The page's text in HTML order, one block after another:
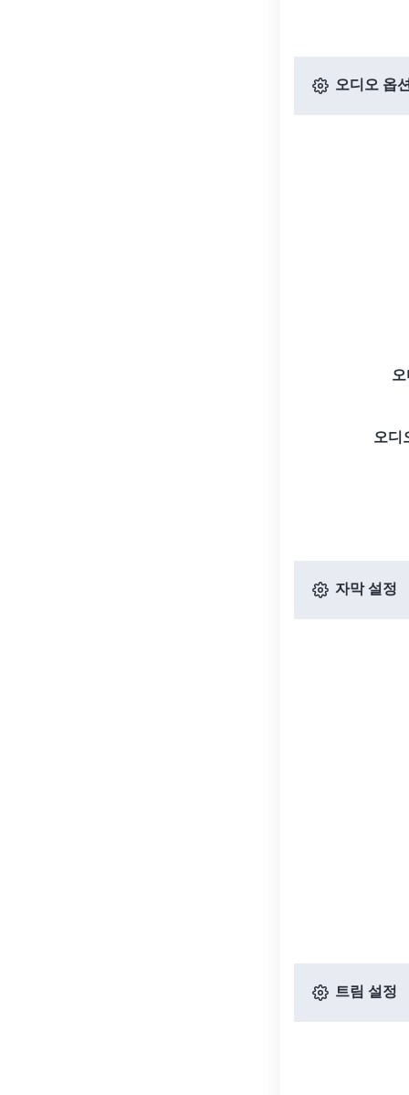
오디오 옵
오디
자막 설정
트림 설정